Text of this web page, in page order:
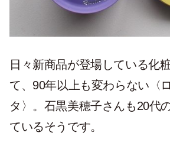
日々新商品が登場している化
て、90年以上も変わらない〈
タ〉。石黒美穂子さんも20代
ているそうです。